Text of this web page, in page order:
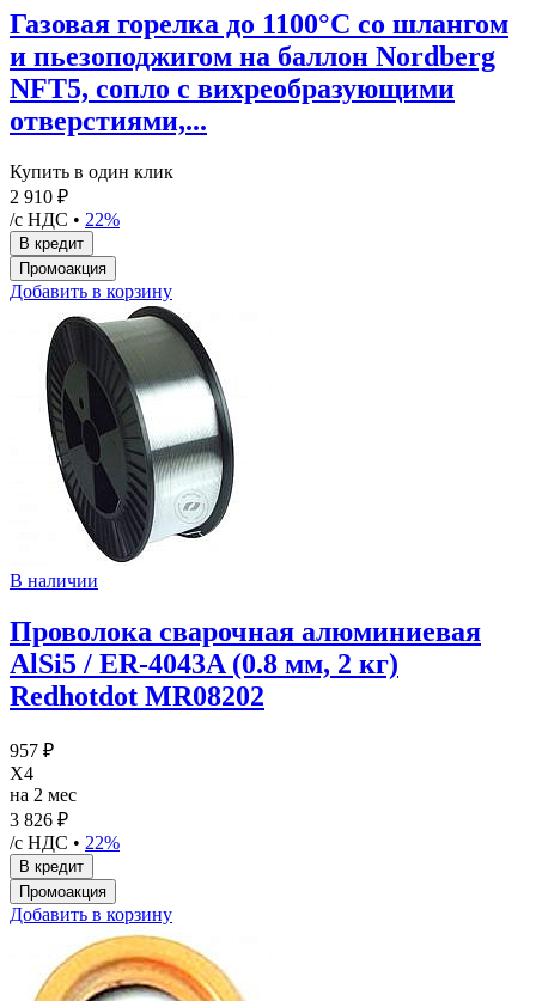
Газовая горелка до 1100°С со шлангом
и пьезоподжигом на баллон Nordberg
NFT5, сопло с вихреобразующими
отверстиями,...
Купить в один клик
2 910 ₽
/с НДС • 22%
Добавить в корзину
В наличии
Проволока сварочная алюминиевая
AlSi5 / ER-4043A (0.8 мм, 2 кг)
Redhotdot MR08202
957 ₽
X4
на 2 мес
3 826 ₽
/с НДС • 22%
Добавить в корзину